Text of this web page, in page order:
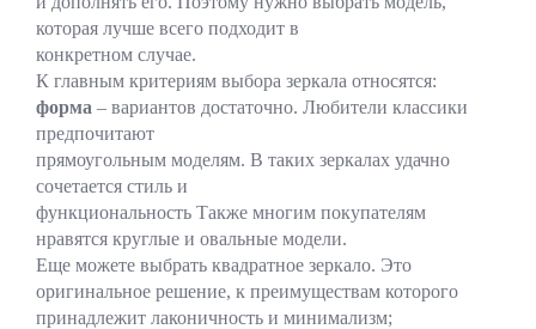
которая лучше всего подходит в
конкретном случае.
К главным критериям выбора зеркала относятся:
форма – вариантов достаточно. Любители классики
предпочитают
прямоугольным моделям. В таких зеркалах удачно
сочетается стиль и
функциональность Также многим покупателям
нравятся круглые и овальные модели.
Еще можете выбрать квадратное зеркало. Это
оригинальное решение, к преимуществам которого
принадлежит лаконичность и минимализм;